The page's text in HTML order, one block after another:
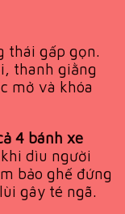
thái gấp gọn.
thanh giằng
mở và khóa
4 bánh xe
dìu người
bảo ghế đứng
gây té ngã.